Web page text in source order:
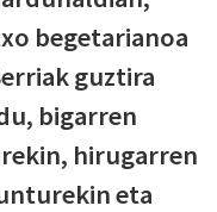
begetarianoa
guztira
bigarren
hirugarren
eta